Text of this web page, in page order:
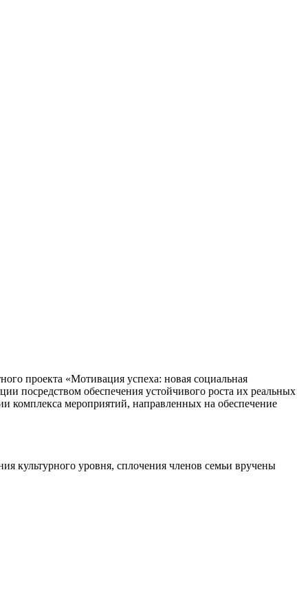
проекта «Мотивация успеха: новая социальная
посредством обеспечения устойчивого роста их реальных
комплекса мероприятий, направленных на обеспечение
культурного уровня, сплочения членов семьи вручены